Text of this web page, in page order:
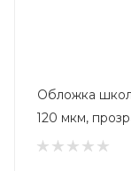
Обложка
120 мкм,